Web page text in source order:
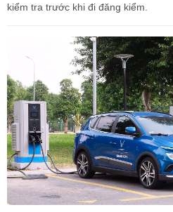
kiểm tra trước khi đi đăng kiểm.